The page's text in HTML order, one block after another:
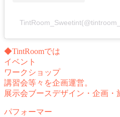
◆TintRoomでは
イベント
ワークショップ
講習会等々を企画運営。
展示会ブースデザイン・企画・
パフォーマー